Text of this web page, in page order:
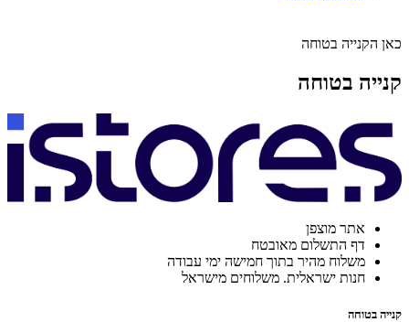
כאן הקנייה בטוחה
קנייה בטוחה
אתר מוצפן
דף התשלום מאובטח
משלוח מהיר בתוך חמישה ימי עבודה
חנות ישראלית. משלוחים מישראל
קנייה בטוחה